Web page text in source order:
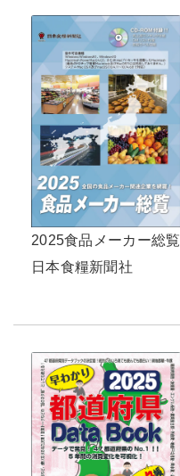
2025食品メーカー総覧
日本食糧新聞社